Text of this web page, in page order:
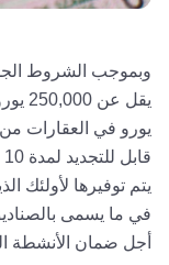
وبموجب الشروط
يورو في العقارات
يتم توفيرها لأولئك
في ما يسمى
أجل ضمان الأنشطة